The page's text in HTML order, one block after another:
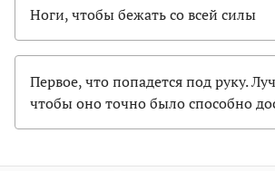
Ноги, чтобы бежать со всей силы
Первое, что попадется под руку.
чтобы оно точно было способно